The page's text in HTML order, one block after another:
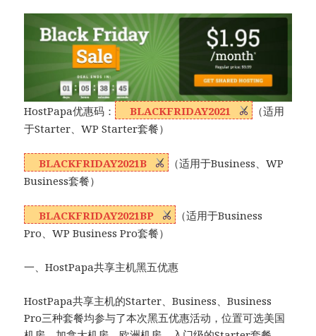
HostPapa优惠码： BLACKFRIDAY2021
（适用
于Starter、WP Starter套餐）
BLACKFRIDAY2021B
（适用于Business、WP
Business套餐）
BLACKFRIDAY2021BP
（适用于Business
Pro、WP Business Pro套餐）
一、HostPapa共享主机黑五优惠
HostPapa共享主机的Starter、Business、Business
Pro三种套餐均参与了本次黑五优惠活动，位置可选美国